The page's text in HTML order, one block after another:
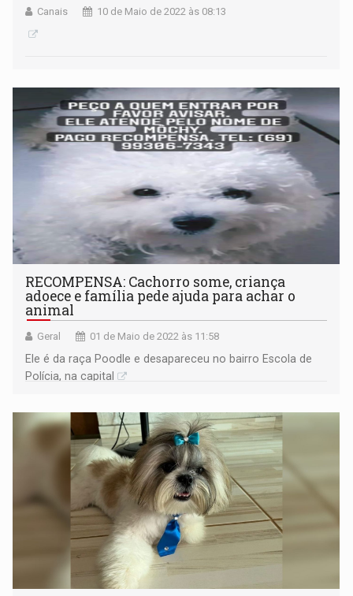
Canais 10 de Maio de 2022 às 08:13
RECOMPENSA: Cachorro some, criança
adoece e família pede ajuda para achar o
animal
Geral 01 de Maio de 2022 às 11:58
Ele é da raça Poodle e desapareceu no bairro Escola de
Polícia, na capital